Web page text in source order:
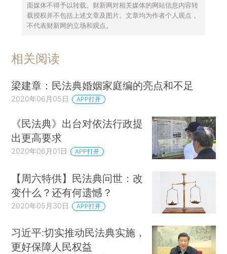
面媒体不得予以转载。财新网对相关媒体的网站信息内容转
载授权并不包括上述文章及图片。文章均为作者个人观点，
不代表财新网的立场和观点。
相关阅读
梁建章：民法典婚姻家庭编的亮点和不足
2020年06月05日 APP打开
《民法典》出台对依法行政提
出更高要求
2020年06月01日 APP打开
【周六特供】民法典问世：改
变什么？还有何遗憾？
2020年05月30日 APP打开
习近平:切实推动民法典实施，
更好保障人民权益